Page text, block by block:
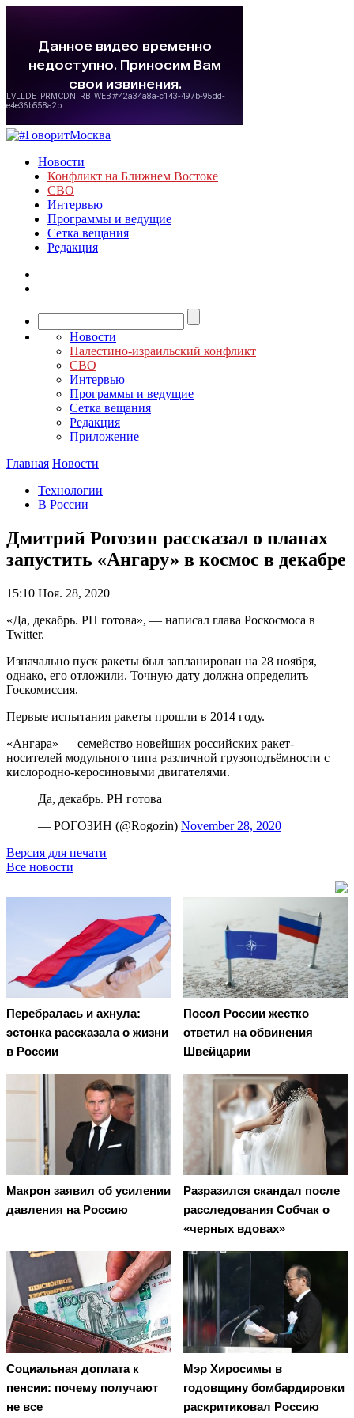
Новости
Конфликт на Ближнем Востоке
СВО
Интервью
Программы и ведущие
Сетка вещания
Редакция
Новости
Палестино-израильский конфликт
СВО
Интервью
Программы и ведущие
Сетка вещания
Редакция
Приложение
Главная Новости
Технологии
В России
Дмитрий Рогозин рассказал о планах
запустить «Ангару» в космос в декабре
15:10 Ноя. 28, 2020
«Да, декабрь. РН готова», — написал глава Роскосмоса в
Twitter.
Изначально пуск ракеты был запланирован на 28 ноября,
однако, его отложили. Точную дату должна определить
Госкомиссия.
Первые испытания ракеты прошли в 2014 году.
«Ангара» — семейство новейших российских ракет-
носителей модульного типа различной грузоподъёмности с
кислородно-керосиновыми двигателями.
Да, декабрь. РН готова
— РОГОЗИН (@Rogozin) November 28, 2020
Версия для печати
Все новости
Перебралась и ахнула:
эстонка рассказала о жизни
в России
Посол России жестко
ответил на обвинения
Швейцарии
Макрон заявил об усилении
давления на Россию
Разразился скандал после
расследования Собчак о
«черных вдовах»
Социальная доплата к
пенсии: почему получают
не все
Мэр Хиросимы в
годовщину бомбардировки
раскритиковал Россию